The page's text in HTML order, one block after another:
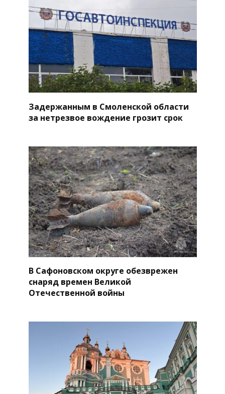
Задержанным в Смоленской области
за нетрезвое вождение грозит срок
В Сафоновском округе обезврежен
снаряд времен Великой
Отечественной войны